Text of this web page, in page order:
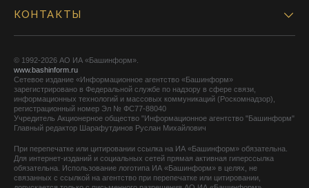
КОНТАКТЫ
© 1992-2026 АО ИА «Башинформ».
www.bashinform.ru
Сетевое издание «Информационное агентство «Башинформ»
зарегистрировано в Федеральной службе по надзору в сфере связи,
информационных технологий и массовых коммуникаций (Роскомнадзор),
регистрационный номер Эл № ФС77-88040
Учредитель Акционерное общество "Информационное агентство "Башинформ"
Главный редактор Шарафутдинов Руслан Михайлович
При перепечатке или цитировании ссылка на ИА «Башинформ» обязательна.
Для интернет-изданий и социальных сетей прямая активная гиперссылка
обязательна. Использование логотипа ИА «Башинформ» в целях, не
связанных с ссылкой на агентство при перепечатке или цитировании,